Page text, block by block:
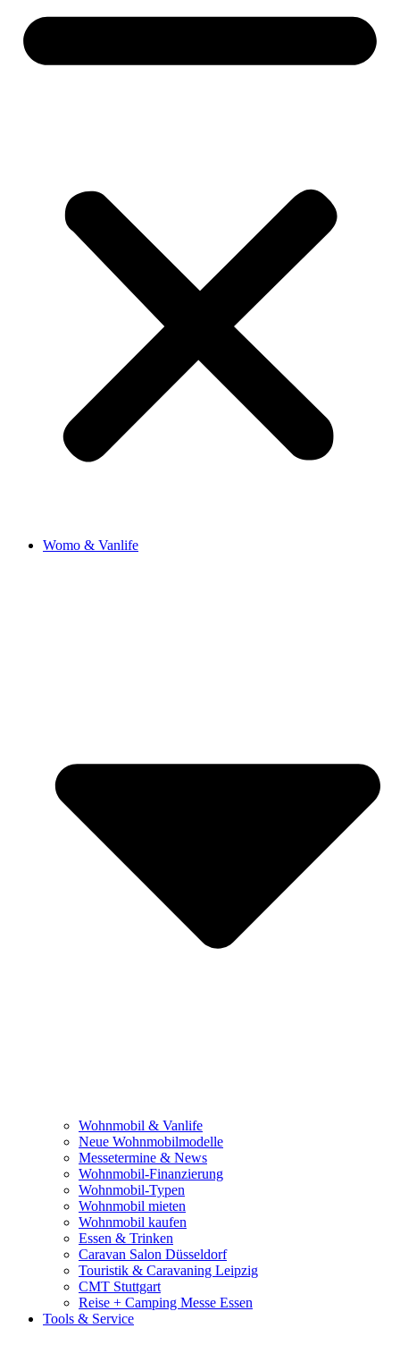
Womo & Vanlife
Wohnmobil & Vanlife
Neue Wohnmobilmodelle
Messetermine & News
Wohnmobil-Finanzierung
Wohnmobil-Typen
Wohnmobil mieten
Wohnmobil kaufen
Essen & Trinken
Caravan Salon Düsseldorf
Touristik & Caravaning Leipzig
CMT Stuttgart
Reise + Camping Messe Essen
Tools & Service